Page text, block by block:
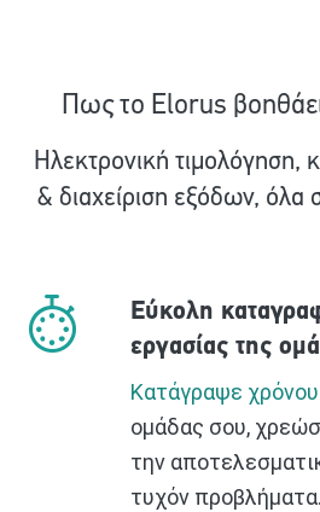
Πως το Elorus βοηθάει
Ηλεκτρονική τιμολόγηση,
& διαχείριση εξόδων, όλα
Εύκολη
εργασίας της
Κατάγραψε
ομάδας σου,
την
τυχόν προβλήματα.